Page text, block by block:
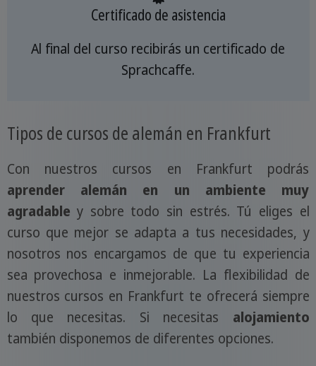
Certificado de asistencia
Al final del curso recibirás un certificado de
Sprachcaffe.
Tipos de cursos de alemán en Frankfurt
Con nuestros cursos en Frankfurt podrás
aprender alemán en un ambiente muy
agradable y sobre todo sin estrés. Tú eliges el
curso que mejor se adapta a tus necesidades, y
nosotros nos encargamos de que tu experiencia
sea provechosa e inmejorable. La flexibilidad de
nuestros cursos en Frankfurt te ofrecerá siempre
lo que necesitas. Si necesitas alojamiento
también disponemos de diferentes opciones.